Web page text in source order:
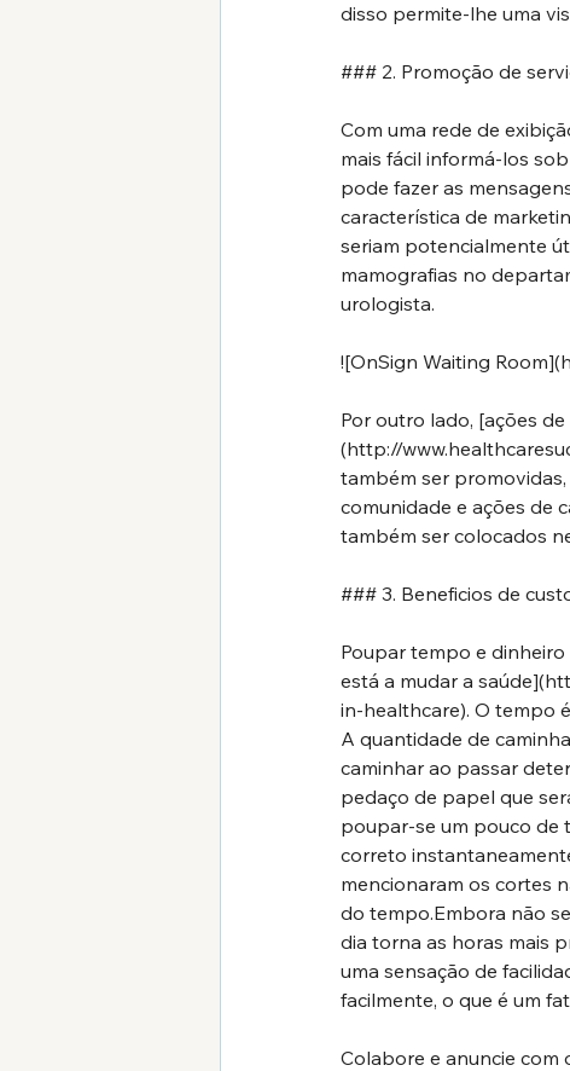
disso permite-lhe uma
### 2. Promoção de
Com uma rede de
mais fácil informá-los
pode fazer as
característica de
seriam potencialmente
mamografias no
urologista.
![OnSign Waiting Room](
Por outro lado, [ações
(http://
também ser
comunidade e ações de
também ser colocados
### 3. Beneficios de
Poupar tempo e
está a mudar a saúde](
in-healthcare). O tempo
A quantidade de
caminhar ao passar
pedaço de papel que
poupar-se um pouco de
correto
mencionaram os cortes
do tempo.Embora não
dia torna as horas mais
uma sensação de
facilmente, o que é um
Colabore e anuncie